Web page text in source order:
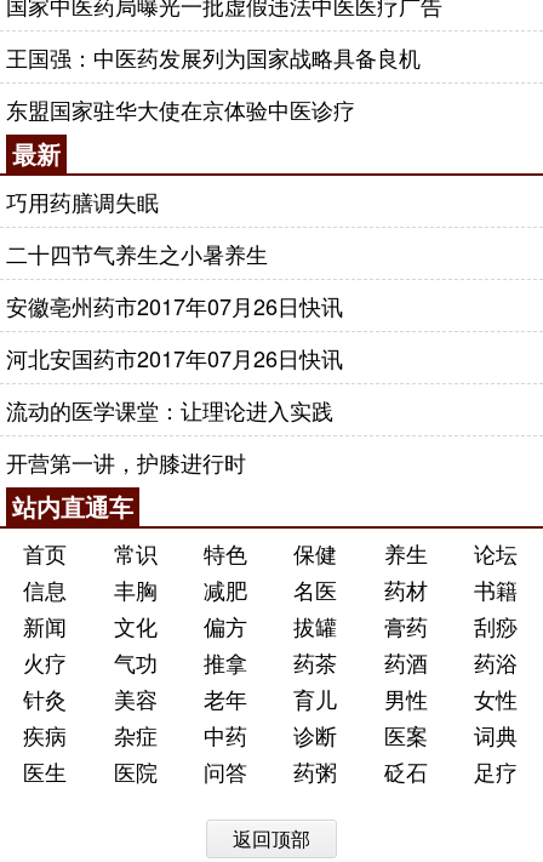
王国强：中医药发展列为国家战略具备良机
东盟国家驻华大使在京体验中医诊疗
最新
巧用药膳调失眠
二十四节气养生之小暑养生
安徽亳州药市2017年07月26日快讯
河北安国药市2017年07月26日快讯
流动的医学课堂：让理论进入实践
开营第一讲，护膝进行时
站内直通车
首页 常识 特色 保健 养生
论坛
信息
丰胸 减肥 名医 药材
书籍
新闻
文化 偏方 拔罐 膏药
刮痧
火疗
气功 推拿 药茶 药酒
药浴
针灸
美容 老年 育儿 男性
女性
疾病
杂症 中药 诊断 医案
词典
医生
医院 问答 药粥 砭石 足疗
返回顶部